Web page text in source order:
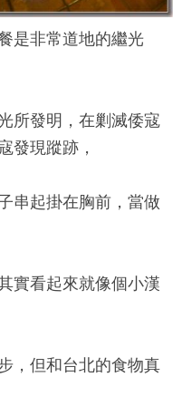
是非常道地的繼光
所發明，在剿滅倭寇
發現蹤跡，
串起掛在胸前，當做
實看起來就像個小漢
，但和台北的食物真